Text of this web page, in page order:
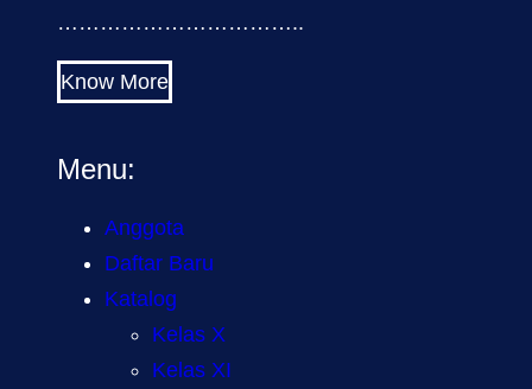
……………………………..
Know More
Menu:
Anggota
Daftar Baru
Katalog
Kelas X
Kelas XI